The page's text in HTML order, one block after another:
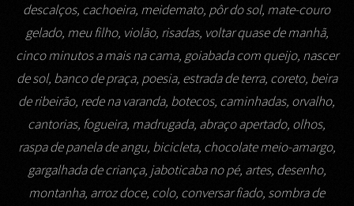
descalços, cachoeira, meidemato, pôr do sol, mate-couro
gelado, meu filho, violão, risadas, voltar quase de manhã,
cinco minutos a mais na cama, goiabada com queijo, nascer
de sol, banco de praça, poesia, estrada de terra, coreto, beira
de ribeirão, rede na varanda, botecos, caminhadas, orvalho,
cantorias, fogueira, madrugada, abraço apertado, olhos,
raspa de panela de angu, bicicleta, chocolate meio-amargo,
gargalhada de criança, jaboticaba no pé, artes, desenho,
montanha, arroz doce, colo, conversar fiado, sombra de